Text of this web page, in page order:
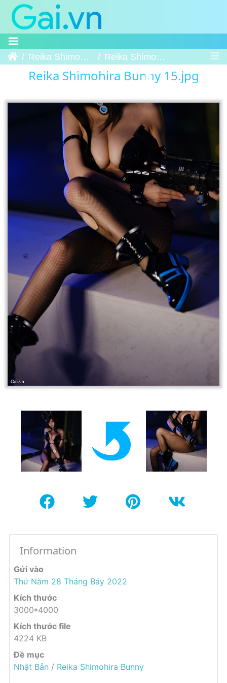
Trang chủReika Shimohira Bunny Reika Shimohira Bunny 15
Reika Shimohira Bunny 15.jpg
Information
Gửi vào
Thứ Năm 28 Tháng Bảy 2022
Kích thước
3000*4000
Kích thước file
4224 KB
Đề mục
Nhật Bản / Reika Shimohira Bunny